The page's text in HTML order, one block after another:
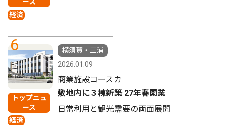
経済
6
トップニュ
ース
経済
横須賀・三浦
2026.01.09
商業施設コースカ
敷地内に３棟新築 27年春開業
日常利用と観光需要の両面展開